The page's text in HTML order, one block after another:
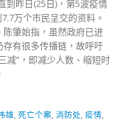
到昨日(25日)，第5波疫情
万个市民呈交的资料。
肇始指，虽然政府已进
有很多传播链，故呼吁
减”，即减少人数、缩短时
雄 死亡个案 消防处 疫情,